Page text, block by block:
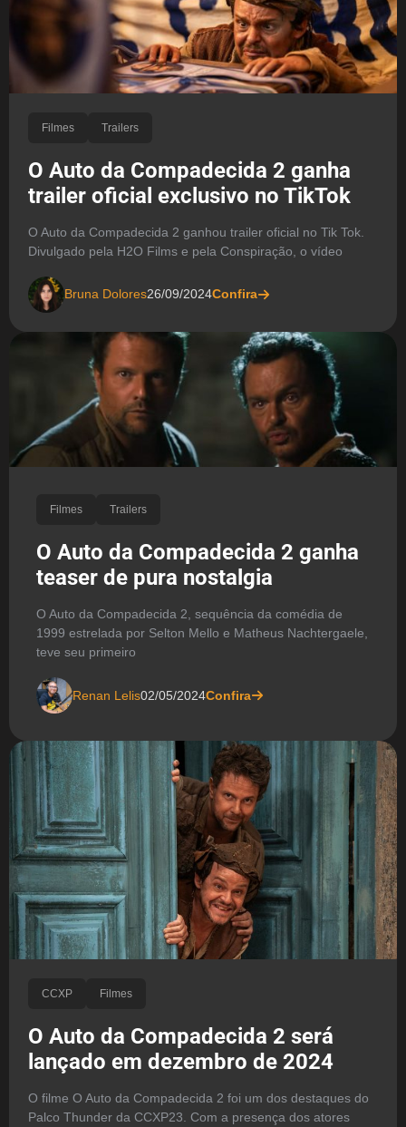
Filmes Trailers
O Auto da Compadecida 2 ganha
trailer oficial exclusivo no TikTok
O Auto da Compadecida 2 ganhou trailer oficial no Tik Tok.
Divulgado pela H2O Films e pela Conspiração, o vídeo
Bruna Dolores26/09/2024Confira
Filmes Trailers
O Auto da Compadecida 2 ganha
teaser de pura nostalgia
O Auto da Compadecida 2, sequência da comédia de
1999 estrelada por Selton Mello e Matheus Nachtergaele,
teve seu primeiro
Renan Lelis02/05/2024Confira
CCXP Filmes
O Auto da Compadecida 2 será
lançado em dezembro de 2024
O filme O Auto da Compadecida 2 foi um dos destaques do
Palco Thunder da CCXP23. Com a presença dos atores